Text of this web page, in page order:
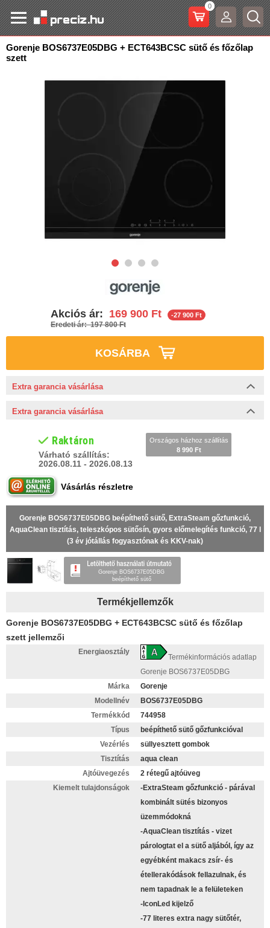
0
Gorenje BOS6737E05DBG + ECT643BCSC sütő és főzőlap
szett
Akciós ár: 169 900 Ft -27 900 Ft
Eredeti ár: 197 800 Ft
KOSÁRBA
Extra garancia vásárlása
Extra garancia vásárlása
Raktáron
Várható szállítás:
2026.08.11 - 2026.08.13
Országos házhoz szállítás
8 990 Ft
Vásárlás részletre
Gorenje BOS6737E05DBG beépíthető sütő, ExtraSteam gőzfunkció,
AquaClean tisztítás, teleszkópos sütősín, gyors előmelegítés funkció, 77 l
(3 év jótállás fogyasztónak és KKV-nak)
Gorenje BOS6737E05DBG
beépíthető sütő
Termékjellemzők
Gorenje BOS6737E05DBG + ECT643BCSC sütő és főzőlap
szett jellemzői
Energiaosztály
Termékinformációs adatlap
Gorenje BOS6737E05DBG
Márka
Gorenje
Modellnév
BOS6737E05DBG
Termékkód
744958
Típus
beépíthető sütő gőzfunkcióval
Vezérlés
süllyesztett gombok
Tisztítás
aqua clean
Ajtóüvegezés
2 rétegű ajtóüveg
Kiemelt tulajdonságok
-ExtraSteam gőzfunkció - párával
kombinált sütés bizonyos
üzemmódokná
-AquaClean tisztítás - vizet
párologtat el a sütő aljából, így az
egyébként makacs zsír- és
étellerakódások fellazulnak, és
nem tapadnak le a felületeken
-IconLed kijelző
-77 literes extra nagy sütőtér,